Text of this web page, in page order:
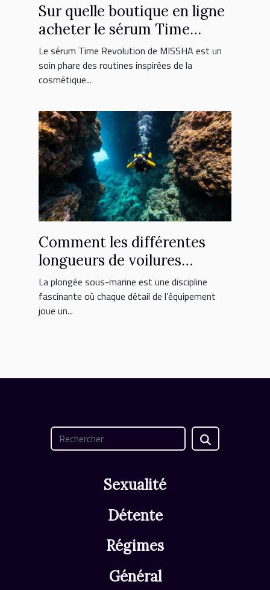
Sur quelle boutique en ligne
acheter le sérum Time
Revolution MISSHA ?
Le sérum Time Revolution de MISSHA est un
soin phare des routines inspirées de la
cosmétique...
Comment les différentes
longueurs de voilures
influencent-elles la plongée
?
La plongée sous-marine est une discipline
fascinante où chaque détail de l’équipement
joue un...
Sexualité
Détente
Régimes
Général